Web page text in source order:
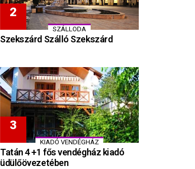
SZÁLLODA
Szekszárd Szálló Szekszárd
KIADÓ VENDÉGHÁZ
Tatán 4 +1 fős vendégház kiadó
üdülőövezetében